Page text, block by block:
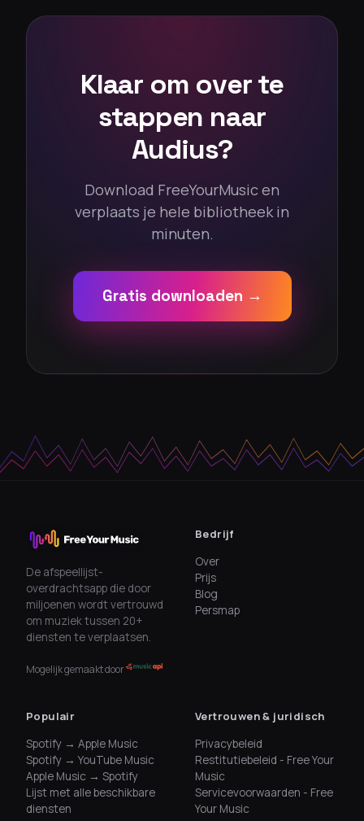
Klaar om over te
stappen naar
Audius?
Download FreeYourMusic en
verplaats je hele bibliotheek in
minuten.
Gratis downloaden →
De afspeellijst-
overdrachtsapp die door
miljoenen wordt vertrouwd
om muziek tussen 20+
diensten te verplaatsen.
Mogelijk gemaakt door
Bedrijf
Over
Prijs
Blog
Persmap
Populair
Spotify → Apple Music
Spotify → YouTube Music
Apple Music → Spotify
Lijst met alle beschikbare
diensten
Vertrouwen & juridisch
Privacybeleid
Restitutiebeleid - Free Your
Music
Servicevoorwaarden - Free
Your Music